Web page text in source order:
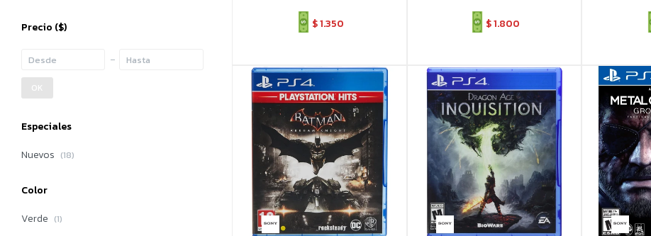
$1.350 $1.800
Precio ($)
OK
Especiales
Nuevos (18)
Color
Verde (1)